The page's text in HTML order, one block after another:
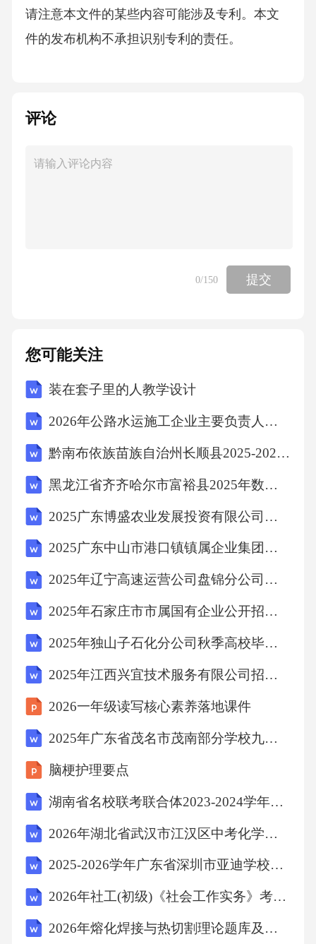
请注意本文件的某些内容可能涉及专利。本文
件的发布机构不承担识别专利的责任。
本文件由全国有色金属标准化技术委员会（SA
限公司、南昌硬质合金有限责任公司、郴州钻
源循环有限公司、赣州海盛钨业股份有限公
司、中南大学。
本文件主要起草人：李擎、彭宇、龚斌、饶承
毅、赵声志、王英、菅豫梅、张淑彬、甘信
峰、侯贵琼、李春海、
余航、黄英、冯浩、李祀韬、郑灵芝。
订，本次为第二次修订。
Ⅰ
GB/T5124.2—2026
硬质合金具有硬度高、耐磨、强度和韧性较
好、耐热、耐腐蚀、热膨胀系数低等一系列优
于制造切削刀具、钻具、耐磨零部件等，广泛
应用于航天航空、机械加工、石油钻井、矿山
评论
0/150 提交
您可能关注
装在套子里的人教学设计
2026年公路水运施工企业主要负责人考试题库（附答案）
黔南布依族苗族自治州长顺县2025-2026学年数学四下期末统考试题（含答案）
黑龙江省齐齐哈尔市富裕县2025年数学三年级第二学期期中统考模拟试题（含答案解析）
2025广东博盛农业发展投资有限公司招聘拟聘用笔试历年常考点试题专练附带答案详解
2025广东中山市港口镇镇属企业集团招聘员工1人笔试历年常考点试题专练附带答案详解
2025年辽宁高速运营公司盘锦分公司招聘30人笔试历年常考点试题专练附带答案详解
2025年石家庄市市属国有企业公开招聘应届毕业生223人笔试历年难易错考点试卷带答案解析
2025年独山子石化分公司秋季高校毕业生招聘（210人）笔试历年难易错考点试卷带答案解析
2025年江西兴宜技术服务有限公司招聘5人笔试历年常考点试题专练附带答案详解
2026一年级读写核心素养落地课件
2025年广东省茂名市茂南部分学校九年级综合模拟测试英语试题二（含答案）
脑梗护理要点
湖南省名校联考联合体2023-2024学年高一下学期期末考试地理试题（含答案）
2026年湖北省武汉市江汉区中考化学二模试卷（含答案）
2025-2026学年广东省深圳市亚迪学校七年级（下）期中英语试卷（含答案）
2026年社工(初级)《社会工作实务》考试题库(含答案)
2026年熔化焊接与热切割理论题库及答案